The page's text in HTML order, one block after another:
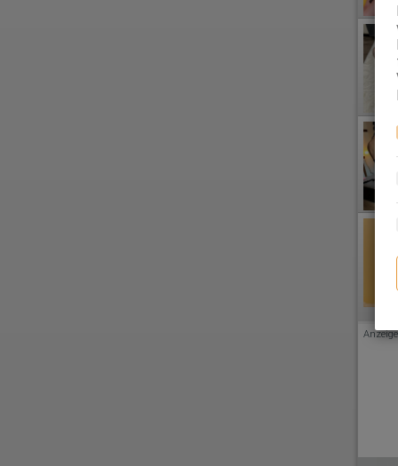
Anzeige